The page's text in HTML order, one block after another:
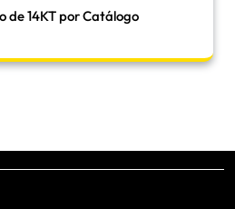
de 14KT por Catálogo